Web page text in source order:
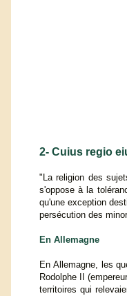
2- Cuius regio
"La religion des
s'oppose à la
qu'une exception
persécution des
En Allemagne
En Allemagne, les
Rodolphe II
territoires qui